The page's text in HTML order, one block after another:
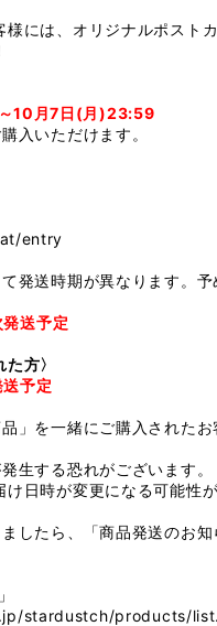
には、オリジナルポスト
10月7日(月)23:59
入いただけます。
entry
発送時期が異なります。予
送予定
方〉
予定
」を一緒にご購入された
生する恐れがございます。
け日時が変更になる可能性
したら、「商品発送のお知
stardustch/products/